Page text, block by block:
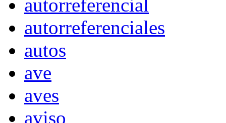
autorreferencial
autorreferenciales
autos
ave
aves
aviso